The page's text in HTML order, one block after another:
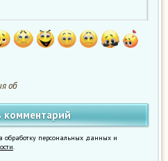
об
персональных данных и
.